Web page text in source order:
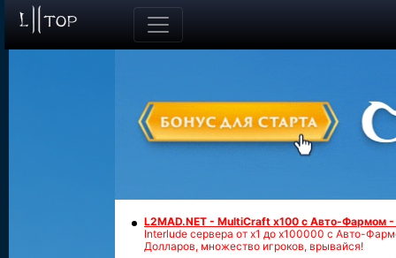
L2MAD.NET - MultiCraft x100 с Авто-Фармом
Interlude сервера от х1 до х100000 с Авто-
Долларов, множество игроков, врывайся!